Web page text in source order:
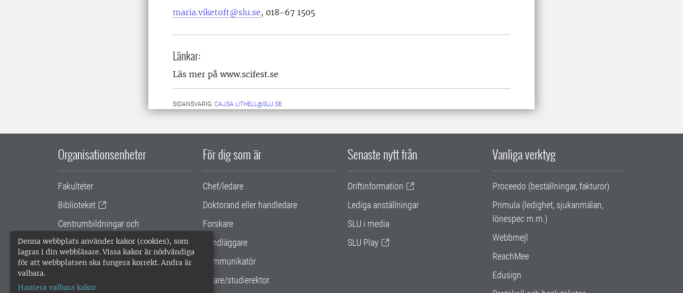
Denna webbplats använder kakor (cookies), som
lagras i din webbläsare. Vissa kakor är nödvändiga
för att webbplatsen ska fungera korrekt. Andra är
valbara.
Hantera valbara kakor
maria.viketoft@slu.se, 018-67 1505
Länkar:
Läs mer på www.scifest.se
SIDANSVARIG: CAJSA.LITHELL@SLU.SE
Organisationsenheter
Fakulteter
Biblioteket
Centrumbildningar och
samarbetsprojekt
Gemensamma verksamhetsstödet
För dig som är
Chef/ledare
Doktorand eller handledare
Forskare
Handläggare
Kommunikatör
Lärare/studierektor
Senaste nytt från
Driftinformation
Lediga anställningar
SLU i media
SLU Play
Vanliga verktyg
Proceedo (beställningar, fakturor)
Primula (ledighet, sjukanmälan,
lönespec m.m.)
Webbmejl
ReachMee
Edusign